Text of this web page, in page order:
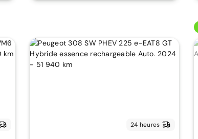
24 heures